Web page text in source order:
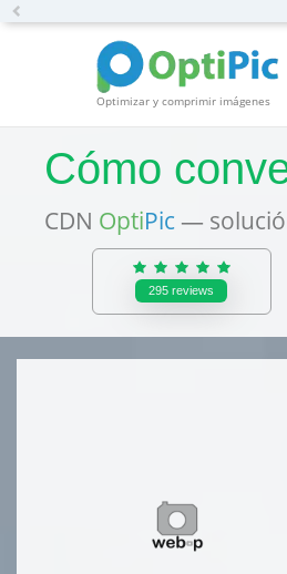
Optimizar y comprimir imágenes
Cómo
CDN OptiPic —
295reviews